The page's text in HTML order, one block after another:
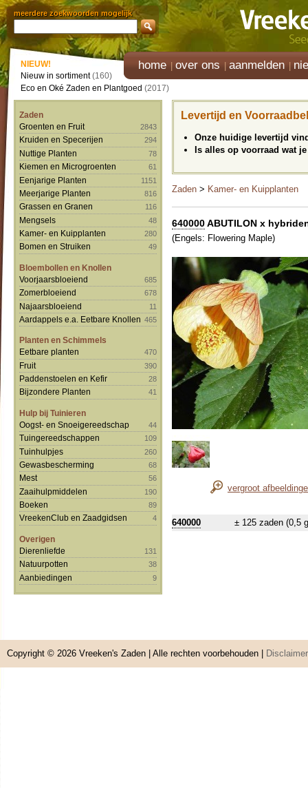
meerdere zoekwoorden mogelijk
home over ons aanmelden
NIEUW!
Nieuw in sortiment(160)
Eco en Oké Zaden en Plantgoed (2017)
Zaden
Groenten en Fruit
2843
Kruiden en Specerijen 294
Nuttige Planten 78
Kiemen en Microgroenten 61
Eenjarige Planten 1151
Meerjarige Planten 816
Grassen en Granen 116
Mengsels 48
Kamer- en Kuipplanten 280
Bomen en Struiken 49
Bloembollen en Knollen
Voorjaarsbloeiend
685
Zomerbloeiend 678
Najaarsbloeiend 11
Aardappels e.a. Eetbare Knollen 465
Planten en Schimmels
Eetbare planten
470
Fruit 390
Paddenstoelen en Kefir 28
Bijzondere Planten 41
Hulp bij Tuinieren
Oogst- en Snoeigereedschap
44
Tuingereedschappen 109
Tuinhulpjes 260
Gewasbescherming 68
Mest 56
Zaaihulpmiddelen 190
Boeken 89
VreekenClub en Zaadgidsen 4
Overigen
Dierenliefde
131
Natuurpotten 38
Aanbiedingen 9
Levertijd en
Onze huidige levertijd
Is alles op voorraad wat
Zaden > Kamer- en Kuipplanten
640000ABUTILON x
(Engels: Flowering Maple)
vergroot
640000 ± 125 zaden (0,5
Copyright © 2026 Vreeken's Zaden | Alle rechten voorbehouden | Disclaimer